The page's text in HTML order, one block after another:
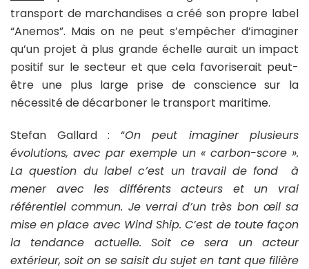
transport de marchandises a créé son propre label
“Anemos”. Mais on ne peut s’empêcher d’imaginer
qu’un projet à plus grande échelle aurait un impact
positif sur le secteur et que cela favoriserait peut-
être une plus large prise de conscience sur la
nécessité de décarboner le transport maritime.
Stefan Gallard: “On peut imaginer plusieurs
évolutions, avec par exemple un « carbon-score ».
La question du label c’est un travail de fond à
mener avec les différents acteurs et un vrai
référentiel commun. Je verrai d’un très bon œil sa
mise en place avec Wind Ship. C’est de toute façon
la tendance actuelle. Soit ce sera un acteur
extérieur, soit on se saisit du sujet en tant que filière